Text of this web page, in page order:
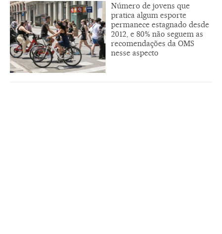
Número de jovens que
pratica algum esporte
permanece estagnado desde
2012, e 80% não seguem as
recomendações da OMS
nesse aspecto